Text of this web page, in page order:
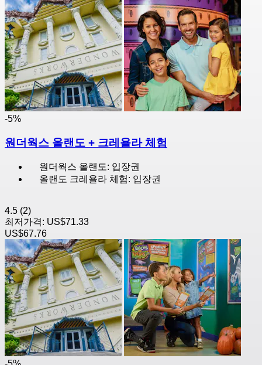
-5%
원더웍스 올랜도 + 크레욜라 체험
원더웍스 올랜도: 입장권
올랜도 크레욜라 체험: 입장권
4.5 (2)
최저가격: US$71.33
US$67.76